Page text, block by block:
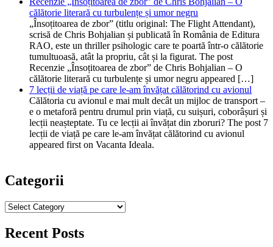
călătorie literară cu turbulențe și umor negru
„Însoțitoarea de zbor” (titlu original: The Flight Attendant),
scrisă de Chris Bohjalian și publicată în România de Editura
RAO, este un thriller psihologic care te poartă într-o călătorie
tumultuoasă, atât la propriu, cât și la figurat. The post
Recenzie „Însoțitoarea de zbor” de Chris Bohjalian – O
călătorie literară cu turbulențe și umor negru appeared […]
7 lecții de viață pe care le-am învățat călătorind cu avionul
Călătoria cu avionul e mai mult decât un mijloc de transport –
e o metaforă pentru drumul prin viață, cu suișuri, coborâșuri și
lecții neașteptate. Tu ce lecții ai învățat din zboruri? The post 7
lecții de viață pe care le-am învățat călătorind cu avionul
appeared first on Vacanta Ideala.
Categorii
Categorii
Recent Posts